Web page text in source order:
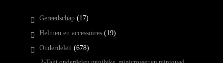
Gereedschap (17)
Helmen en accessoires (19)
Onderdelen (678)